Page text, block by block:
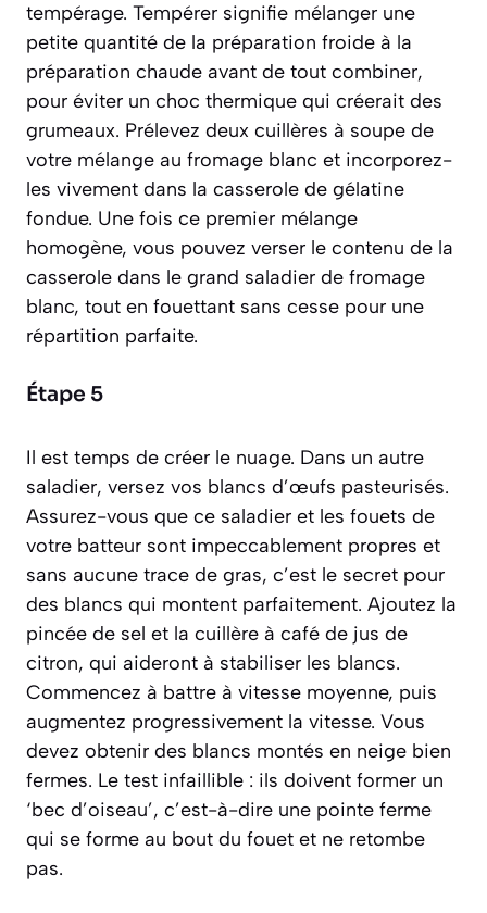
tempérage. Tempérer signifie mélanger une
petite quantité de la préparation froide à la
préparation chaude avant de tout combiner,
pour éviter un choc thermique qui créerait des
grumeaux. Prélevez deux cuillères à soupe de
votre mélange au fromage blanc et incorporez-
les vivement dans la casserole de gélatine
fondue. Une fois ce premier mélange
homogène, vous pouvez verser le contenu de la
casserole dans le grand saladier de fromage
blanc, tout en fouettant sans cesse pour une
répartition parfaite.
Étape 5
Il est temps de créer le nuage. Dans un autre
saladier, versez vos blancs d’œufs pasteurisés.
Assurez-vous que ce saladier et les fouets de
votre batteur sont impeccablement propres et
sans aucune trace de gras, c’est le secret pour
des blancs qui montent parfaitement. Ajoutez la
pincée de sel et la cuillère à café de jus de
citron, qui aideront à stabiliser les blancs.
Commencez à battre à vitesse moyenne, puis
augmentez progressivement la vitesse. Vous
devez obtenir des blancs montés en neige bien
fermes. Le test infaillible : ils doivent former un
‘bec d’oiseau’, c’est-à-dire une pointe ferme
qui se forme au bout du fouet et ne retombe
pas.